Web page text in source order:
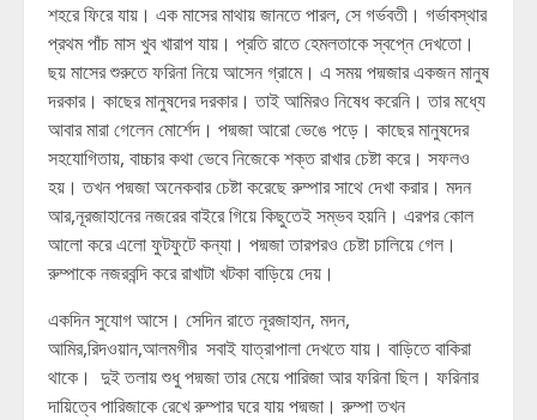
শহরে ফিরে যায়। এক মাসের মাথায় জানতে পারল, সে গর্ভবতী। গর্ভাবস্থার
প্রথম পাঁচ মাস খুব খারাপ যায়। প্রতি রাতে হেমলতাকে স্বপ্নে দেখতো।
ছয় মাসের শুরুতে ফরিনা নিয়ে আসেন গ্রামে। এ সময় পদ্মজার একজন মানুষ
দরকার। কাছের মানুষদের দরকার। তাই আমিরও নিষেধ করেনি। তার মধ্যে
আবার মারা গেলেন মোর্শেদ। পদ্মজা আরো ভেঙে পড়ে। কাছের মানুষদের
সহযোগিতায়, বাচ্চার কথা ভেবে নিজেকে শক্ত রাখার চেষ্টা করে। সফলও
হয়। তখন পদ্মজা অনেকবার চেষ্টা করেছে রুম্পার সাথে দেখা করার। মদন
আর,নূরজাহানের নজরের বাইরে গিয়ে কিছুতেই সম্ভব হয়নি। এরপর কোল
আলো করে এলো ফুটফুটে কন্যা। পদ্মজা তারপরও চেষ্টা চালিয়ে গেল।
রুম্পাকে নজরবন্দি করে রাখাটা খটকা বাড়িয়ে দেয়।
একদিন সুযোগ আসে। সেদিন রাতে নূরজাহান, মদন,
আমির,রিদওয়ান,আলমগীর সবাই যাত্রাপালা দেখতে যায়। বাড়িতে বাকিরা
থাকে। দুই তলায় শুধু পদ্মজা তার মেয়ে পারিজা আর ফরিনা ছিল। ফরিনার
দায়িত্বে পারিজাকে রেখে রুম্পার ঘরে যায় পদ্মজা। রুম্পা তখন